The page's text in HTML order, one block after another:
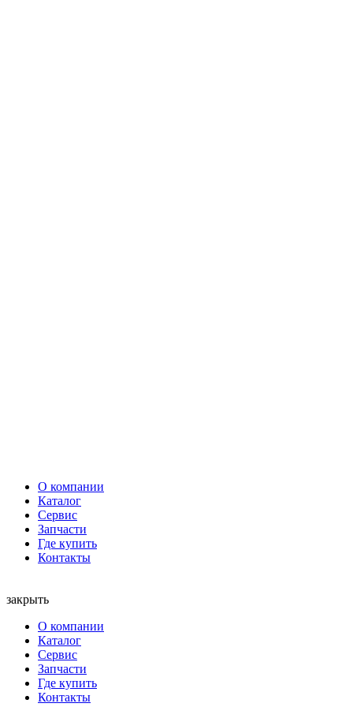
О компании
Каталог
Сервис
Запчасти
Где купить
Контакты
закрыть
О компании
Каталог
Сервис
Запчасти
Где купить
Контакты